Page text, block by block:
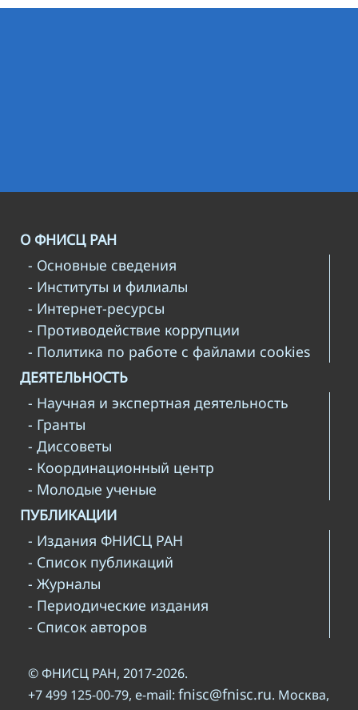
О ФНИСЦ РАН
- Основные сведения
- Институты и филиалы
- Интернет-ресурсы
- Противодействие коррупции
- Политика по работе с файлами cookies
ДЕЯТЕЛЬНОСТЬ
- Научная и экспертная деятельность
- Гранты
- Диссоветы
- Координационный центр
- Молодые ученые
ПУБЛИКАЦИИ
- Издания ФНИСЦ РАН
- Список публикаций
- Журналы
- Периодические издания
- Список авторов
© ФНИСЦ РАН, 2017-2026.
+7 499 125-00-79, e-mail: fnisc@fnisc.ru. Москва,